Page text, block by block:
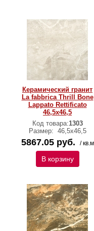
Керамический гранит
La fabbrica Thrill Bone
Lappato Rettificato
46,5х46,5
Код товара:1303
Размер: 46,5х46,5
5867.05 руб. / кв.м
В корзину